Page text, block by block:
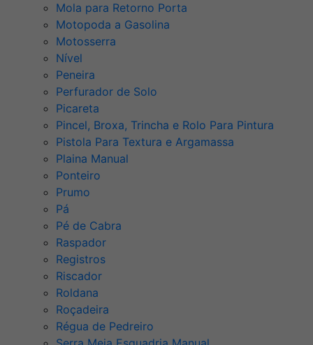
Mola para Retorno Porta
Motopoda a Gasolina
Motosserra
Nível
Peneira
Perfurador de Solo
Picareta
Pincel, Broxa, Trincha e Rolo Para Pintura
Pistola Para Textura e Argamassa
Plaina Manual
Ponteiro
Prumo
Pá
Pé de Cabra
Raspador
Registros
Riscador
Roldana
Roçadeira
Régua de Pedreiro